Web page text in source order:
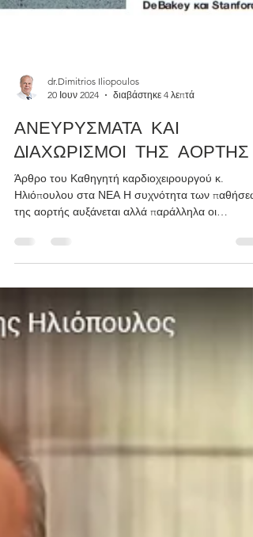
20 Ιουν 2024
διαβάστηκε 4 λεπτά
ΑΝΕΥΡΥΣΜΑΤΑ ΚΑΙ
∆ΙΑΧΩΡΙΣΜΟΙ ΤΗΣ ΑΟΡΤΗΣ
Άρθρο του Καθηγητή καρδιοχειρουργού κ.
της αορτής αυξάνεται αλλά παράλληλα οι
χειρουργικές...